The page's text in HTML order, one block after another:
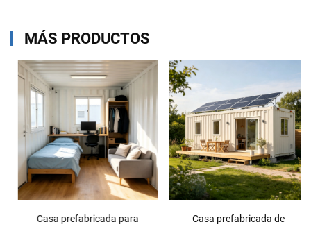
MÁS PRODUCTOS
Casa prefabricada para
Casa prefabricada de